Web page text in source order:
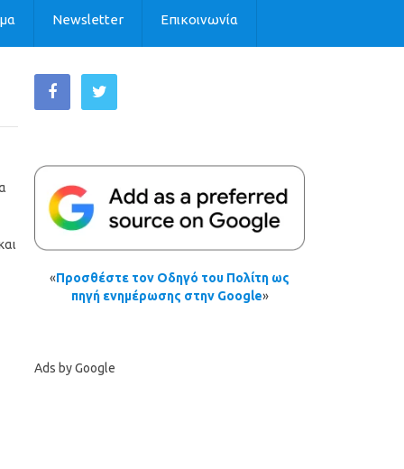
Newsletter Επικοινωνία
«Προσθέστε τον Οδηγό του Πολίτη ως
πηγή ενημέρωσης στην Google»
Ads by Google